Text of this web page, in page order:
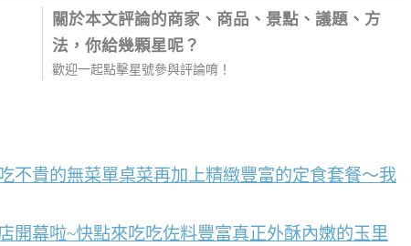
關於本文評論的商家、商品、景點、議題、方
法，你給幾顆星呢？
歡迎一起點擊星號參與評論唷！
不貴的無菜單桌菜再加上精緻豐富的定食套餐～我
開幕啦~快點來吃吃佐料豐富真正外酥內嫩的玉里